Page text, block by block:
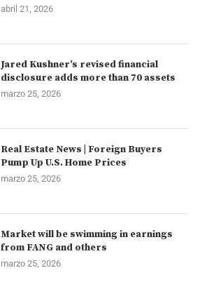
abril 21, 2026
Jared Kushner’s revised financial
disclosure adds more than 70 assets
marzo 25, 2026
Real Estate News | Foreign Buyers
Pump Up U.S. Home Prices
marzo 25, 2026
Market will be swimming in earnings
from FANG and others
marzo 25, 2026